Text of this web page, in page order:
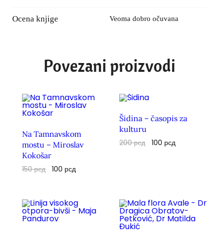
Ocena knjige Veoma dobro očuvana
Povezani proizvodi
Na Tamnavskom
mostu – Miroslav
Kokošar
150рсд 100 рсд
Šidina – časopis za
kulturu
200рсд 100 рсд